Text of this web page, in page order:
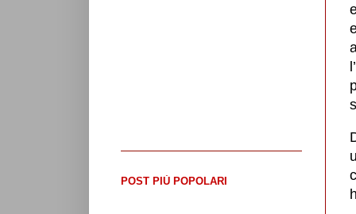
POST PIÙ POPOLARI